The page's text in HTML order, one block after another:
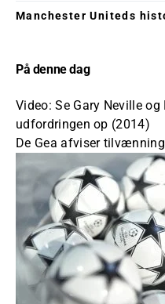
Manchester Uniteds
På denne dag
Video: Se Gary Neville
udfordringen op (2014)
De Gea afviser